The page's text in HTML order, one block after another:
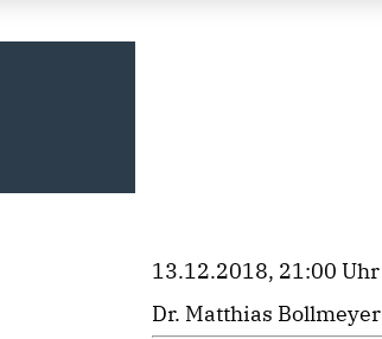
13.12.2018, 21:00 Uhr
Dr. Matthias Bollmeyer